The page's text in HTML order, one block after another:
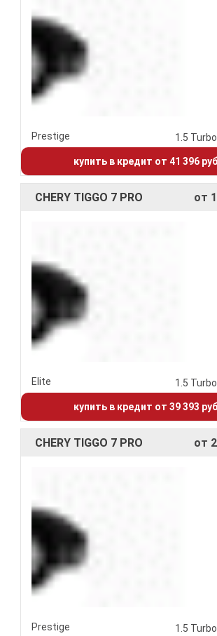
Prestige 1.5
купить в кредит от 41 396
CHERY TIGGO 7 PRO от
Elite 1.5
купить в кредит от 39 393
CHERY TIGGO 7 PRO от
Prestige 1.5